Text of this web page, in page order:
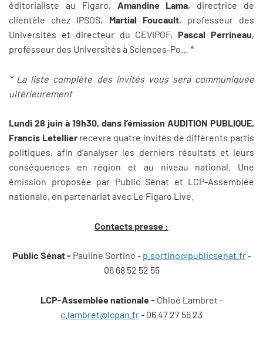
éditorialiste au Figaro, Amandine Lama, directrice de
clientèle chez IPSOS, Martial Foucault, professeur des
Universités et directeur du CEVIPOF, Pascal Perrineau,
professeur des Universités à Sciences-Po… *
* La liste complète des invités vous sera communiquée
ultérieurement
Lundi 28 juin à 19h30, dans l’émission AUDITION PUBLIQUE,
Francis Letellierrecevra quatre invités de différents partis
politiques, afin d’analyser les derniers résultats et leurs
conséquences en région et au niveau national. Une
émission proposée par Public Sénat et LCP-Assemblée
nationale, en partenariat avec Le Figaro Live.
Contacts presse :
Public Sénat - Pauline Sortino - p.sortino@publicsenat.fr-
06 68 52 52 55
LCP-Assemblée nationale - Chloé Lambret -
c.lambret@lcpan.fr- 06 47 27 56 23